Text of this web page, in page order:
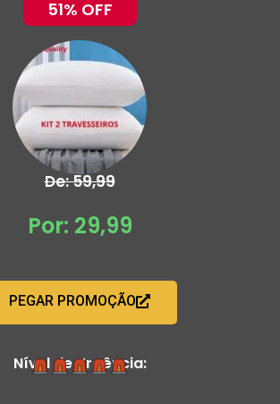
51% OFF
De: 59,99
Por: 29,99
PEGAR PROMOÇÃO
Nível de Urgência: